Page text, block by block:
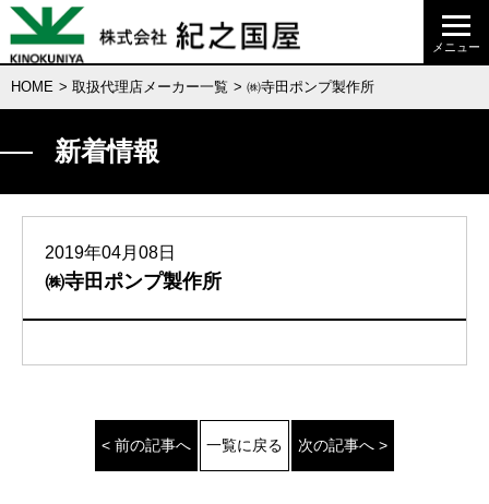
HOME > 取扱代理店メーカー一覧 > ㈱寺田ポンプ製作所
新着情報
2019年04月08日
㈱寺田ポンプ製作所
< 前の記事へ 一覧に戻る 次の記事へ >